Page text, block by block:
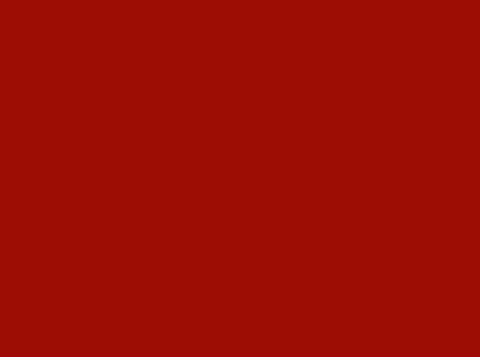
portal in Tripura.